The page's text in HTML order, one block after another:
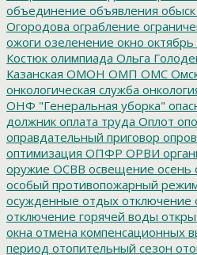
объединение объявления обыск
Огородова ограбление
ожоги озеленение окно октябрь
Костюк олимпиада Ольга
Казанская ОМОН ОМП ОМС
онкологическая служба
ОНФ "Генеральная уборка"
должник оплата труда Оплот
оправдательный приговор
оптимизация ОПФР ОРВИ
оружие ОСВВ освещение осень
особый противопожарный
осужденные отдых отключение
отключение горячей воды
окна отмена компенсационных
период отопительный сезон